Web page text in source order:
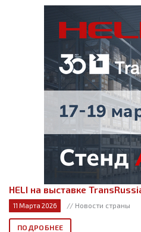
HELI на выставке
11 Марта 2026 // Новости страны
ПОДРОБНЕЕ